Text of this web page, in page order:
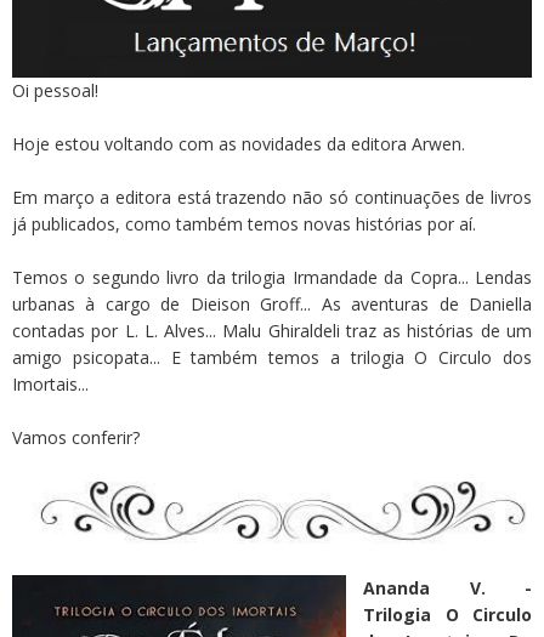
Oi pessoal!
Hoje estou voltando com as novidades da editora Arwen.
Em março a editora está trazendo não só continuações de livros
já publicados, como também temos novas histórias por aí.
Temos o segundo livro da trilogia Irmandade da Copra... Lendas
urbanas à cargo de Dieison Groff... As aventuras de Daniella
contadas por L. L. Alves... Malu Ghiraldeli traz as histórias de um
amigo psicopata... E também temos a trilogia O Circulo dos
Imortais...
Vamos conferir?
Ananda V. -
Trilogia O Circulo